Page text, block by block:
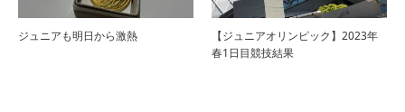
ジュニアも明日から激熱
【ジュニアオリンピック】2023年
春1日目競技結果